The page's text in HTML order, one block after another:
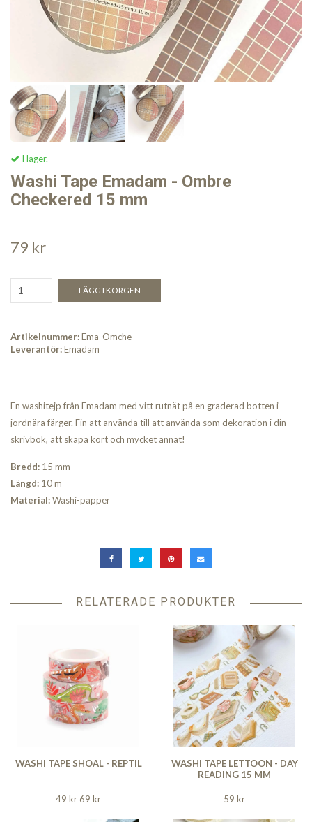
I lager.
Washi Tape Emadam - Ombre
Checkered 15 mm
79 kr
LÄGG I KORGEN
Artikelnummer:Ema-Omche
Leverantör:Emadam
En washitejp från Emadam med vitt rutnät på en graderad botten i
jordnära färger. Fin att använda till att använda som dekoration i din
skrivbok, att skapa kort och mycket annat!
Bredd: 15 mm
Längd: 10 m
Material:Washi-papper
RELATERADE PRODUKTER
WASHI TAPE SHOAL - REPTIL
49 kr69 kr
WASHI TAPE LETTOON - DAY
READING 15 MM
59 kr